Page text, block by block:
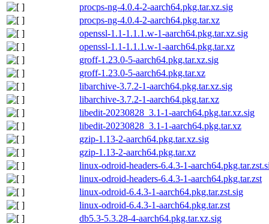
procps-ng-4.0.4-2-aarch64.pkg.tar.xz.sig
procps-ng-4.0.4-2-aarch64.pkg.tar.xz
openssl-1.1-1.1.1.w-1-aarch64.pkg.tar.xz.sig
openssl-1.1-1.1.1.w-1-aarch64.pkg.tar.xz
groff-1.23.0-5-aarch64.pkg.tar.xz.sig
groff-1.23.0-5-aarch64.pkg.tar.xz
libarchive-3.7.2-1-aarch64.pkg.tar.xz.sig
libarchive-3.7.2-1-aarch64.pkg.tar.xz
libedit-20230828_3.1-1-aarch64.pkg.tar.xz.sig
libedit-20230828_3.1-1-aarch64.pkg.tar.xz
gzip-1.13-2-aarch64.pkg.tar.xz.sig
gzip-1.13-2-aarch64.pkg.tar.xz
linux-odroid-headers-6.4.3-1-
linux-odroid-headers-6.4.3-1-aarch64.pkg.tar.zst
linux-odroid-6.4.3-1-aarch64.pkg.tar.zst.sig
linux-odroid-6.4.3-1-aarch64.pkg.tar.zst
db5.3-5.3.28-4-aarch64.pkg.tar.xz.sig